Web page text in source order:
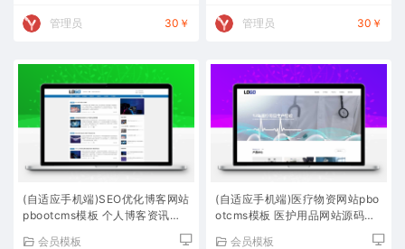
管理员 30￥ 管理员 30￥
(自适应手机端)SEO优化博客网站
pbootcms模板 个人博客资讯网
会员模板
(自适应手机端)医疗物资网站pbo
otcms模板 医护用品网站源码下
会员模板